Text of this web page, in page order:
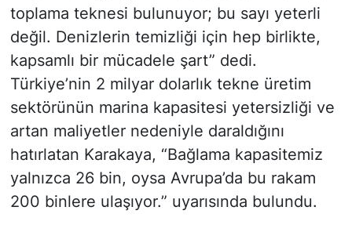
toplama teknesi bulunuyor; bu sayı yeterli
değil. Denizlerin temizliği için hep birlikte,
kapsamlı bir mücadele şart” dedi.
Türkiye’nin 2 milyar dolarlık tekne üretim
sektörünün marina kapasitesi yetersizliği ve
artan maliyetler nedeniyle daraldığını
hatırlatan Karakaya, “Bağlama kapasitemiz
yalnızca 26 bin, oysa Avrupa’da bu rakam
200 binlere ulaşıyor.” uyarısında bulundu.